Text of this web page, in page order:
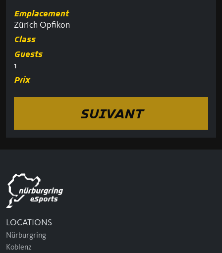
Emplacement
Zürich Opfikon
Class
Guests
1
Prix
SUIVANT
LOCATIONS
Nürburgring
Koblenz